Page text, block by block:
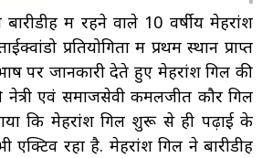
में रहने वाले 10 वर्षीय मेहरांश
प्रतियोगिता में प्रथम स्थान प्राप्त
पर जानकारी देते हुए मेहरांश गिल की
नेत्री एवं समाजसेवी कमलजीत कौर गिल
कि मेहरांश गिल शुरू से ही पढ़ाई के
रहा है. मेहरांश गिल ने बारीडीह